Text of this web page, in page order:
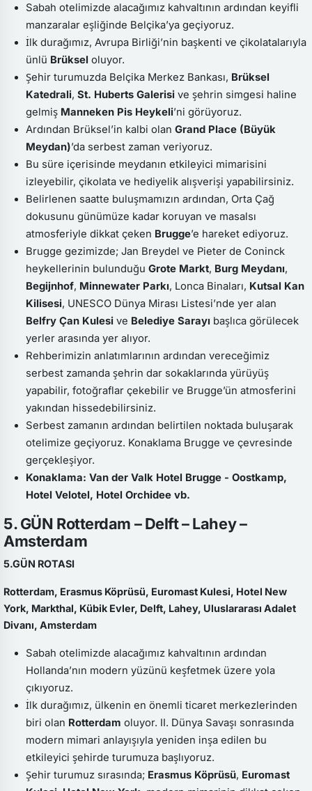
Sabah otelimizde alacağımız kahvaltının ardından keyifli
manzaralar eşliğinde Belçika’ya geçiyoruz.
İlk durağımız, Avrupa Birliği’nin başkenti ve çikolatalarıyla
ünlü Brüksel oluyor.
Şehir turumuzda Belçika Merkez Bankası, Brüksel
Katedrali, St. Huberts Galerisi ve şehrin simgesi haline
gelmiş Manneken Pis Heykeli’ni görüyoruz.
Ardından Brüksel’in kalbi olan Grand Place (Büyük
Meydan)’da serbest zaman veriyoruz.
Bu süre içerisinde meydanın etkileyici mimarisini
izleyebilir, çikolata ve hediyelik alışverişi yapabilirsiniz.
Belirlenen saatte buluşmamızın ardından, Orta Çağ
dokusunu günümüze kadar koruyan ve masalsı
atmosferiyle dikkat çeken Brugge’e hareket ediyoruz.
Brugge gezimizde; Jan Breydel ve Pieter de Coninck
heykellerinin bulunduğu Grote Markt, Burg Meydanı,
Begijnhof, Minnewater Parkı, Lonca Binaları, Kutsal Kan
Kilisesi, UNESCO Dünya Mirası Listesi’nde yer alan
Belfry Çan Kulesi ve Belediye Sarayı başlıca görülecek
yerler arasında yer alıyor.
Rehberimizin anlatımlarının ardından vereceğimiz
serbest zamanda şehrin dar sokaklarında yürüyüş
yapabilir, fotoğraflar çekebilir ve Brugge’ün atmosferini
yakından hissedebilirsiniz.
Serbest zamanın ardından belirtilen noktada buluşarak
otelimize geçiyoruz. Konaklama Brugge ve çevresinde
gerçekleşiyor.
Konaklama: Van der Valk Hotel Brugge - Oostkamp,
Hotel Velotel, Hotel Orchidee vb.
5. GÜN Rotterdam – Delft – Lahey –
Amsterdam
5.GÜN ROTASI
Rotterdam, Erasmus Köprüsü, Euromast Kulesi, Hotel New
York, Markthal, Kübik Evler, Delft, Lahey, Uluslararası Adalet
Divanı, Amsterdam
Sabah otelimizde alacağımız kahvaltının ardından
Hollanda’nın modern yüzünü keşfetmek üzere yola
çıkıyoruz.
İlk durağımız, ülkenin en önemli ticaret merkezlerinden
biri olan Rotterdam oluyor. II. Dünya Savaşı sonrasında
modern mimari anlayışıyla yeniden inşa edilen bu
etkileyici şehirde turumuza başlıyoruz.
Şehir turumuz sırasında; Erasmus Köprüsü, Euromast